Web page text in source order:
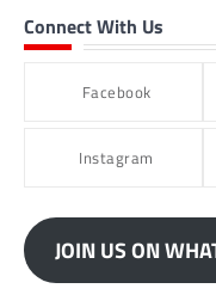
Connect With Us
Facebook
Instagram
JOIN US ON